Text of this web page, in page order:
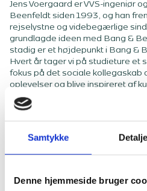
Samtykke
Denne hjemmeside bruger
Jens Voergaard er VVS-ingeniør
Beenfeldt siden 1993, og han
rejselystne og videbegærlige
grundlagde ideen med Bang &
stadig er et højdepunkt i Bang &
Hvert år tager vi på studieture et
fokus på det sociale kollegaskab
oplevelser og blive inspireret af
dygtigere på vores felt, også når